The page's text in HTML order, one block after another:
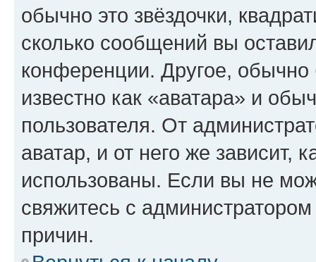
обычно это звёздочки,
сколько сообщений вы
конференции. Другое,
известно как «аватара» и
пользователя. От
аватар, и от него же зависит,
использованы. Если вы не
свяжитесь с
причин.